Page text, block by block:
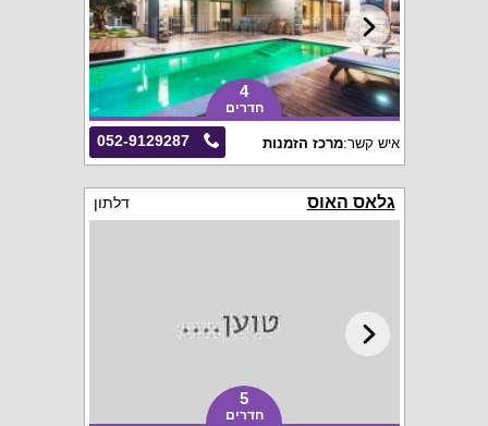
4
חדרים
052-9129287 איש קשר:מרכז הזמנות
גלאס האוס דלתון
5
חדרים